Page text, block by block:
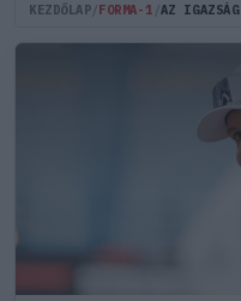
KEZDŐLAP FORMA-1